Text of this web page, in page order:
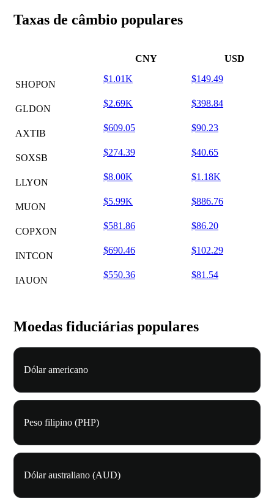
Taxas de câmbio populares
CNY USD
SHOPON
$1.01K $149.49
GLDON
$2.69K $398.84
AXTIB
$609.05 $90.23
SOXSB
$274.39 $40.65
LLYON
$8.00K $1.18K
MUON
$5.99K $886.76
COPXON
$581.86 $86.20
INTCON
$690.46 $102.29
IAUON
$550.36 $81.54
Moedas fiduciárias populares
Dólar americano
Peso filipino (PHP)
Dólar australiano (AUD)